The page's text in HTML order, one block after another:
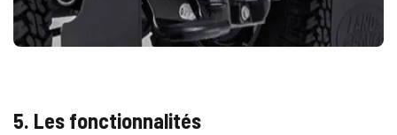
5. Les fonctionnalités